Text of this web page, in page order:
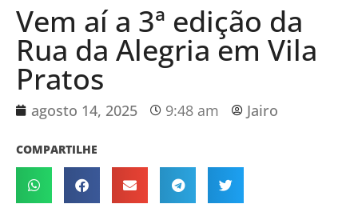
Vem aí a 3ª edição da
Rua da Alegria em Vila
Pratos
agosto 14, 2025 9:48 am Jairo
COMPARTILHE